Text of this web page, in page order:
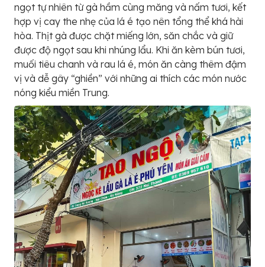
ngọt tự nhiên từ gà hầm cùng măng và nấm tươi, kết
hợp vị cay the nhẹ của lá é tạo nên tổng thể khá hài
hòa. Thịt gà được chặt miếng lớn, săn chắc và giữ
được độ ngọt sau khi nhúng lẩu. Khi ăn kèm bún tươi,
muối tiêu chanh và rau lá é, món ăn càng thêm đậm
vị và dễ gây “ghiền” với những ai thích các món nước
nóng kiểu miền Trung.